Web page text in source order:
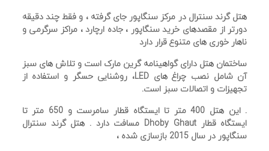
هتل گرند سنترال در مرکز سنگاپور جای گرفته ، و فقط چند دقیقه
دورتر از مقصدهای خرید سنگاپور ، جاده ارچارد ، مراکز سرگرمی و
ناهار خوری های متنوع قرار دارد
ساختمان هتل دارای گواهینامه گرین مارک است و تلاش های سبز
آن شامل نصب چراغ های LED، روشنایی حسگر و استفاده از
تجهیزات و اتصالات سبز است.
. این هتل 400 متر تا ایستگاه قطار سامرست و 650 متر تا
ایستگاه قطار Dhoby Ghaut مسافت دارد . هتل گرند سنترال
سنگاپور در سال 2015 بازسازی شده ،